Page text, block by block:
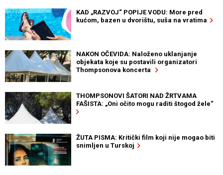
KAD „RAZVOJ“ POPIJE VODU: More pred
kućom, bazen u dvorištu, suša na vratima
NAKON OČEVIDA: Naloženo uklanjanje
objekata koje su postavili organizatori
Thompsonova koncerta
THOMPSONOVI ŠATORI NAD ŽRTVAMA
FAŠISTA: „Oni očito mogu raditi štogod žele“
ŽUTA PISMA: Kritički film koji nije mogao biti
snimljen u Turskoj